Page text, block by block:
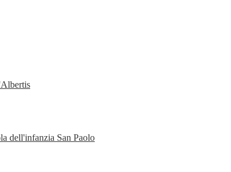
dell'infanzia San Paolo